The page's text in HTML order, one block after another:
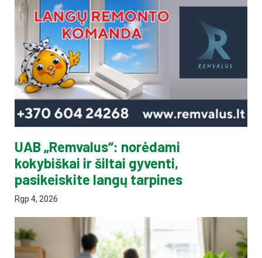
UAB „Remvalus“: norėdami
kokybiškai ir šiltai gyventi,
pasikeiskite langų tarpines
Rgp 4, 2026